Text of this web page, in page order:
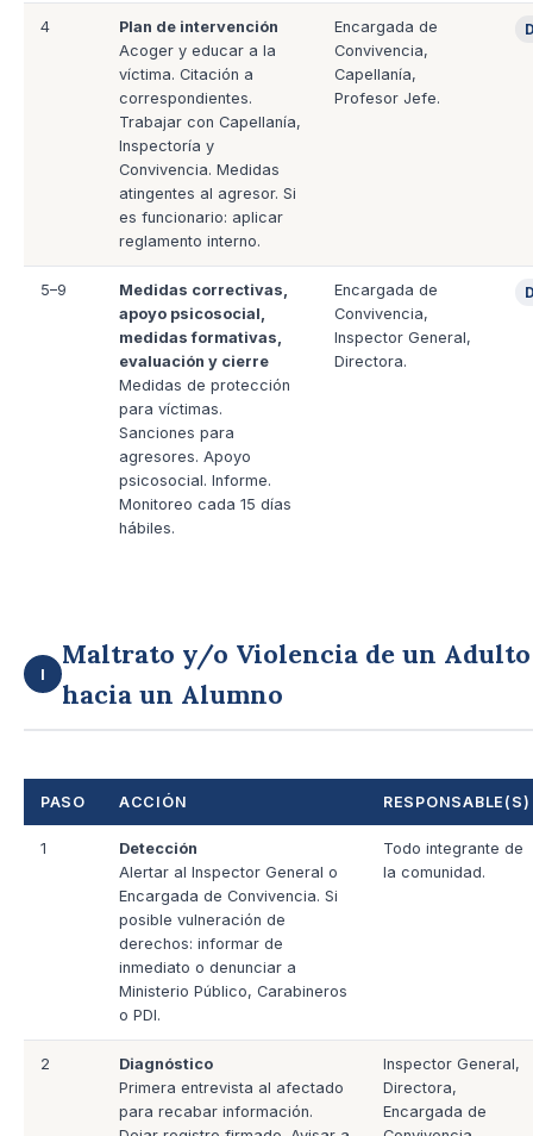
4
Plan de intervención
Acoger y educar a la
víctima. Citación a
correspondientes.
Trabajar con Capellanía,
Inspectoría y
Convivencia. Medidas
atingentes al agresor. Si
es funcionario: aplicar
reglamento interno.
Encargada de
Convivencia,
Capellanía,
Profesor Jefe.
5–9
Medidas correctivas,
apoyo psicosocial,
medidas formativas,
evaluación y cierre
Medidas de protección
para víctimas.
Sanciones para
agresores. Apoyo
psicosocial. Informe.
Monitoreo cada 15 días
hábiles.
Encargada de
Convivencia,
Inspector General,
Directora.
I
Maltrato y/o Violencia de un Adulto
hacia un Alumno
PASO ACCIÓN RESPONSABLE(S)
1
Detección
Alertar al Inspector General o
Encargada de Convivencia. Si
posible vulneración de
derechos: informar de
inmediato o denunciar a
Ministerio Público, Carabineros
o PDI.
Todo integrante de
la comunidad.
2
Diagnóstico
Primera entrevista al afectado
para recabar información.
Inspector General,
Directora,
Encargada de